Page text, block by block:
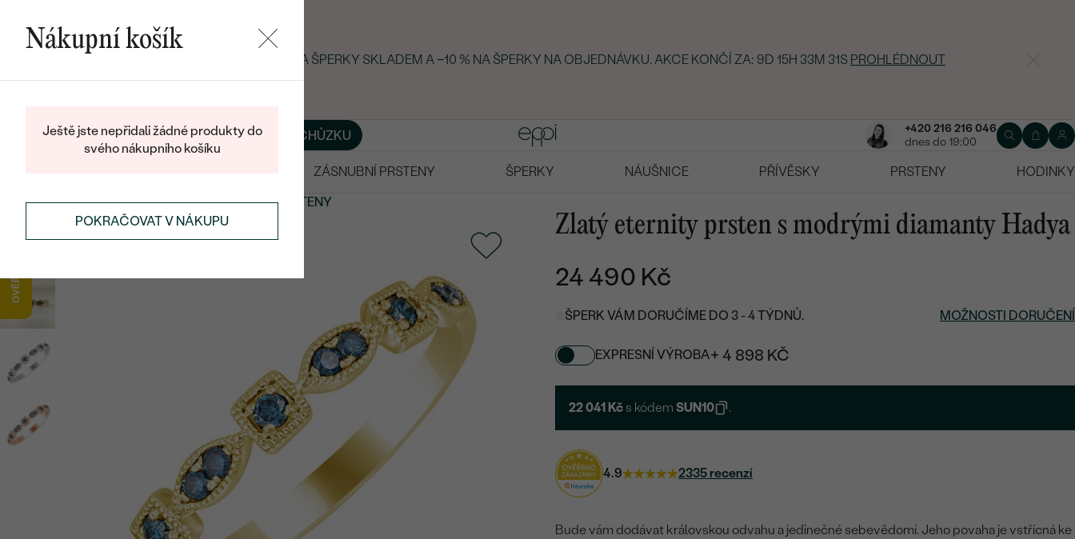
LETNÍ BLACK FRIDAY: −25 % NA ŠPERKY SKLADEM A −10 % NA ŠPERKY NA OBJEDNÁVKU. AKCE KONČÍ ZA: 9D 15H 33M 30S PROHLÉDNOUT
BLOGŠPERKY NA MÍRU DOMLUVIT SI SCHŮZKU
+420 216 216 046
dnes do 19:00
ZÁSNUBNÍ PRSTENY ŠPERKY NÁUŠNICE PŘÍVĚSKY PRSTENY
HODINKY
PRSTENYETERNITY PRSTENYZLATÉ ETERNITY PRSTENY
Zlatý eternity prsten s modrými diamanty Hadya
24 490 Kč
ŠPERK VÁM DORUČÍME DO 3 - 4 TÝDNŮ. MOŽNOSTI DORUČENÍ
EXPRESNÍ VÝROBA+ 4 898 KČ
22 041 Kč s kódemSUN10 .
4.9 2335 recenzí
Bude vám dodávat královskou odvahu a jedinečné sebevědomí. Jeho povaha je vstřícná ke
Nákupní košík
Ještě jste nepřidali žádné produkty do
svého nákupního košíku
POKRAČOVAT V NÁKUPU